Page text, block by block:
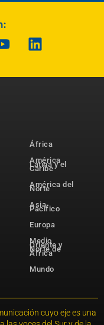
África
América
Latina y el
Caribe
América del
Norte
Asia-
Pacífico
Europa
Medio
Oriente y
Norte de
África
Mundo
cuyo eje es una